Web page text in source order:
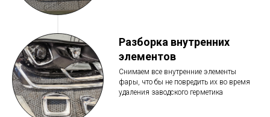
Разборка внутренних
элементов
Снимаем все внутренние элементы
фары, что бы не повредить их во время
удаления заводского герметика